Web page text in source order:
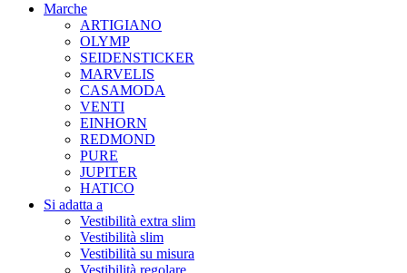
Marche
ARTIGIANO
OLYMP
SEIDENSTICKER
MARVELIS
CASAMODA
VENTI
EINHORN
REDMOND
PURE
JUPITER
HATICO
Si adatta a
Vestibilità extra slim
Vestibilità slim
Vestibilità su misura
Vestibilità regolare